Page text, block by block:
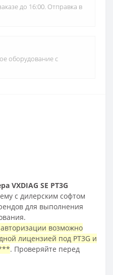
до 16:00. Отправка в
оборудование с
VXDIAG SE PT3G
с дилерским софтом
для выполнения
возможно
лицензией под PT3G и
. Проверяйте перед